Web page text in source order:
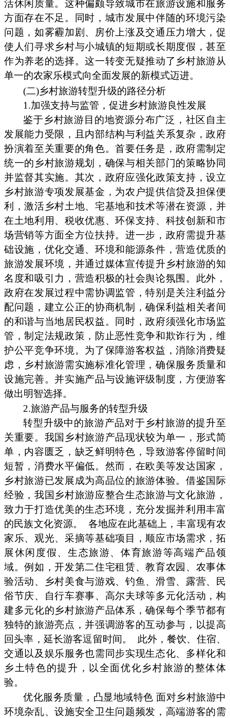
活休闲质量。这种偏颇导致城市在旅游设施和服务
方面存在不足。同时，城市发展中伴随的环境污染
问题，如雾霾加剧、房价上涨及交通压力增大，促
使人们寻求乡村与小城镇的短期或长期度假，甚至
作为养老的选择。这一转变无疑推动了乡村旅游从
单一的农家乐模式向全面发展的新模式迈进。
(二)乡村旅游转型升级的路径分析
1.加强支持与监管，促进乡村旅游良性发展
鉴于乡村旅游目的地资源分布广泛，社区自主
发展能力受限，且内部结构与利益关系复杂，政府
扮演着至关重要的角色。首要任务是，政府需制定
统一的乡村旅游规划，确保与相关部门的策略协同
并监督其实施。其次，政府应强化政策支持，设立
乡村旅游专项发展基金，为农户提供信贷及担保便
利，激活乡村土地、宅基地和技术等潜在资源，并
在土地利用、税收优惠、环保支持、科技创新和市
场营销等方面全方位扶持。进一步，政府需提升基
础设施，优化交通、环境和能源条件，营造优质的
旅游发展环境，并通过媒体宣传提升乡村旅游的知
名度和吸引力，营造积极的社会舆论氛围。此外，
政府在发展过程中需协调监管，特别是关注利益分
配问题，建立公正的协商机制，确保利益相关者间
的和谐与当地居民权益。同时，政府须强化市场监
管，制定法规政策，防止恶性竞争和欺诈行为，维
护公平竞争环境。为了保障游客权益，消除消费疑
虑，乡村旅游需实施标准化管理，确保服务质量和
设施完善。并实施产品与设施评级制度，方便游客
做出明智选择。
2.旅游产品与服务的转型升级
转型升级中的旅游产品对于乡村旅游的提升至
关重要。我国乡村旅游产品现状较为单一，形式简
单，内容匮乏，缺乏鲜明特色，导致游客停留时间
短暂，消费水平偏低。然而，在欧美等发达国家，
乡村旅游已发展成为高品位的旅游体验。借鉴国际
经验，我国乡村旅游应整合生态旅游与文化旅游，
致力于打造优美的生态环境，充分发掘并利用丰富
的民族文化资源。
各地应在此基础上，丰富现有农
家乐、观光、采摘等基础项目，顺应市场需求，拓
展休闲度假、生态旅游、体育旅游等高端产品领
域。例如，开发第二住宅租赁、教育农园、农事体
验活动、乡村美食与游戏、钓鱼、滑雪、露营、民
俗节庆、自行车赛事、高尔夫球等多元化活动，构
建多元化的乡村旅游产品体系，确保每个季节都有
独特的旅游亮点，并强调游客的互动参与，以提高
回头率，延长游客逗留时间。
此外，餐饮、住宿、
交通以及娱乐服务也需同步实现生态化、多样化和
乡土特色的提升，以全面优化乡村旅游的整体体
验。
优化服务质量，凸显地域特色 面对乡村旅游中
环境杂乱、设施安全卫生问题频发，高端游客的需